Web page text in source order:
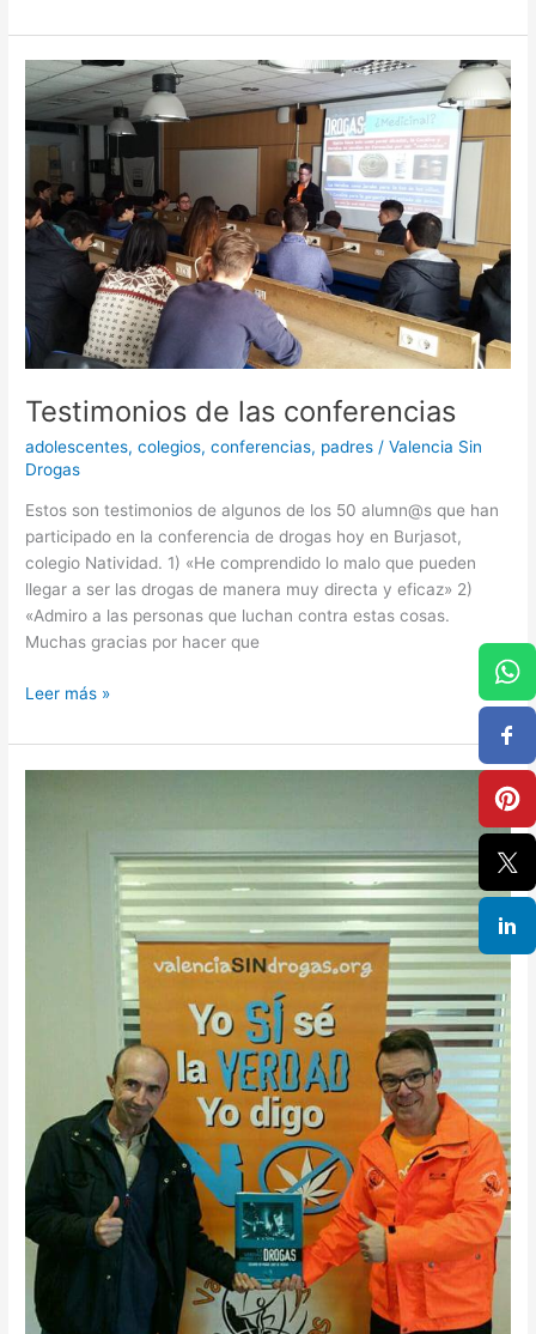
Testimonios de las conferencias
adolescentes,colegios,conferencias, padres /Valencia Sin
Drogas
Estos son testimonios de algunos de los 50 alumn@s que han
participado en la conferencia de drogas hoy en Burjasot,
colegio Natividad. 1) «He comprendido lo malo que pueden
llegar a ser las drogas de manera muy directa y eficaz» 2)
«Admiro a las personas que luchan contra estas cosas.
Muchas gracias por hacer que
Testimonios
de
las
conferencias
Leer más »